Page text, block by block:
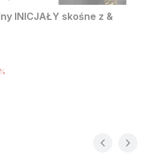
INICJAŁY skośne z &